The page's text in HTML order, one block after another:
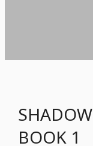
SHADOW
BOOK 1